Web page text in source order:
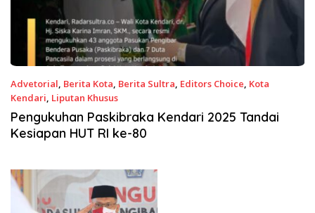
Advetorial, Berita Kota, Berita Sultra, Editors Choice, Kota
Kendari, Liputan Khusus
16 Agustus 2025
Pengukuhan Paskibraka Kendari 2025 Tandai
Kesiapan HUT RI ke-80